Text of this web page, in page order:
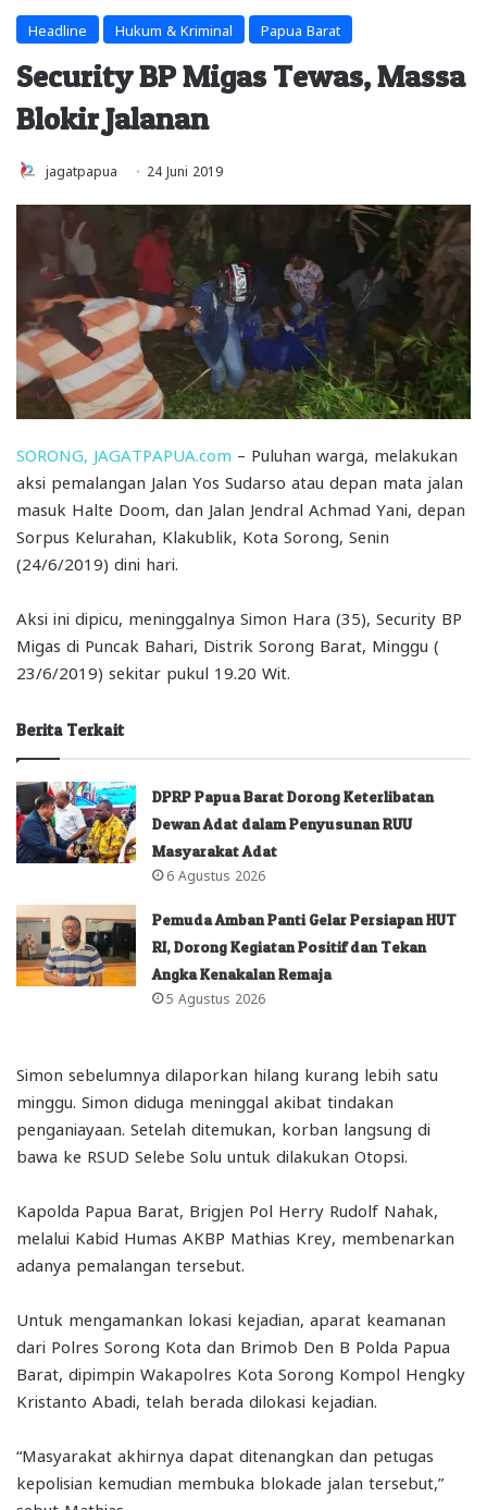
Headline Hukum & Kriminal Papua Barat
Security BP Migas Tewas, Massa
Blokir Jalanan
jagatpapua 24 Juni 2019
SORONG, JAGATPAPUA.com – Puluhan warga, melakukan
aksi pemalangan Jalan Yos Sudarso atau depan mata jalan
masuk Halte Doom, dan Jalan Jendral Achmad Yani, depan
Sorpus Kelurahan, Klakublik, Kota Sorong, Senin
(24/6/2019) dini hari.
Aksi ini dipicu, meninggalnya Simon Hara (35), Security BP
Migas di Puncak Bahari, Distrik Sorong Barat, Minggu (
23/6/2019) sekitar pukul 19.20 Wit.
Berita Terkait
DPRP Papua Barat Dorong Keterlibatan
Dewan Adat dalam Penyusunan RUU
Masyarakat Adat
6 Agustus 2026
Pemuda Amban Panti Gelar Persiapan HUT
RI, Dorong Kegiatan Positif dan Tekan
Angka Kenakalan Remaja
5 Agustus 2026
Simon sebelumnya dilaporkan hilang kurang lebih satu
minggu. Simon diduga meninggal akibat tindakan
penganiayaan. Setelah ditemukan, korban langsung di
bawa ke RSUD Selebe Solu untuk dilakukan Otopsi.
Kapolda Papua Barat, Brigjen Pol Herry Rudolf Nahak,
melalui Kabid Humas AKBP Mathias Krey, membenarkan
adanya pemalangan tersebut.
Untuk mengamankan lokasi kejadian, aparat keamanan
dari Polres Sorong Kota dan Brimob Den B Polda Papua
Barat, dipimpin Wakapolres Kota Sorong Kompol Hengky
Kristanto Abadi, telah berada dilokasi kejadian.
“Masyarakat akhirnya dapat ditenangkan dan petugas
kepolisian kemudian membuka blokade jalan tersebut,”